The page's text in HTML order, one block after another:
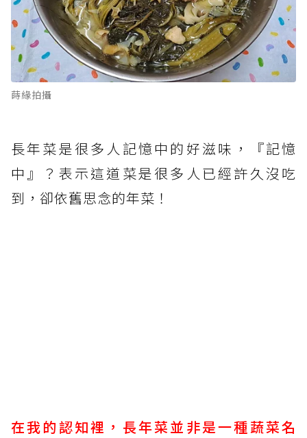
蒔緣拍攝
長年菜是很多人記憶中的好滋味，『記憶
中』？表示這道菜是很多人已經許久沒吃
到，卻依舊思念的年菜！
在我的認知裡，長年菜並非是一種蔬菜名